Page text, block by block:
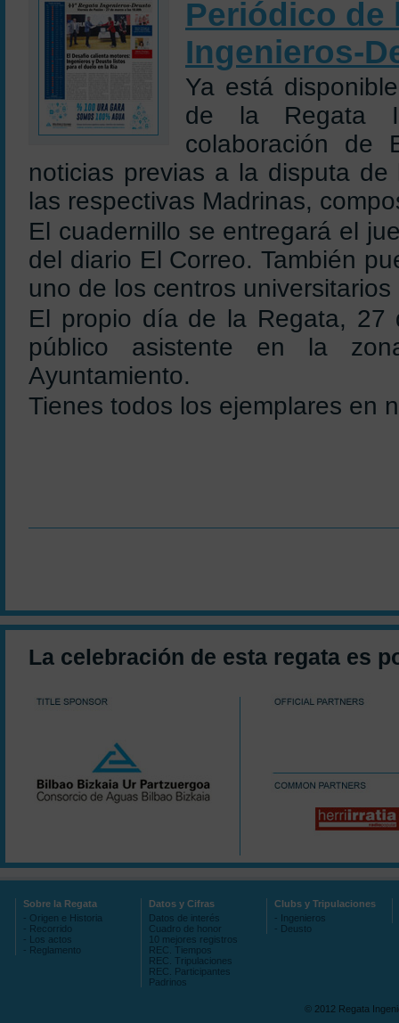
Periódico de
Ingenieros-
Ya está
de la Regata
colaboración
noticias previas a la disputa
las respectivas Madrinas,
El cuadernillo se entregará el
del diario El Correo. También
uno de los centros
El propio día de la Regata, 27
público asistente en la
Ayuntamiento.
Tienes todos los ejemplares en
La celebración de esta regata es
Sobre la Regata
- Origen e Historia
- Recorrido
- Los actos
- Reglamento
Datos y Cifras
Datos de interés
Cuadro de honor
10 mejores registros
REC. Tiempos
REC. Tripulaciones
REC. Participantes
Padrinos
Clubs y Tripulaciones
- Ingenieros
- Deusto
© 2012 Regata